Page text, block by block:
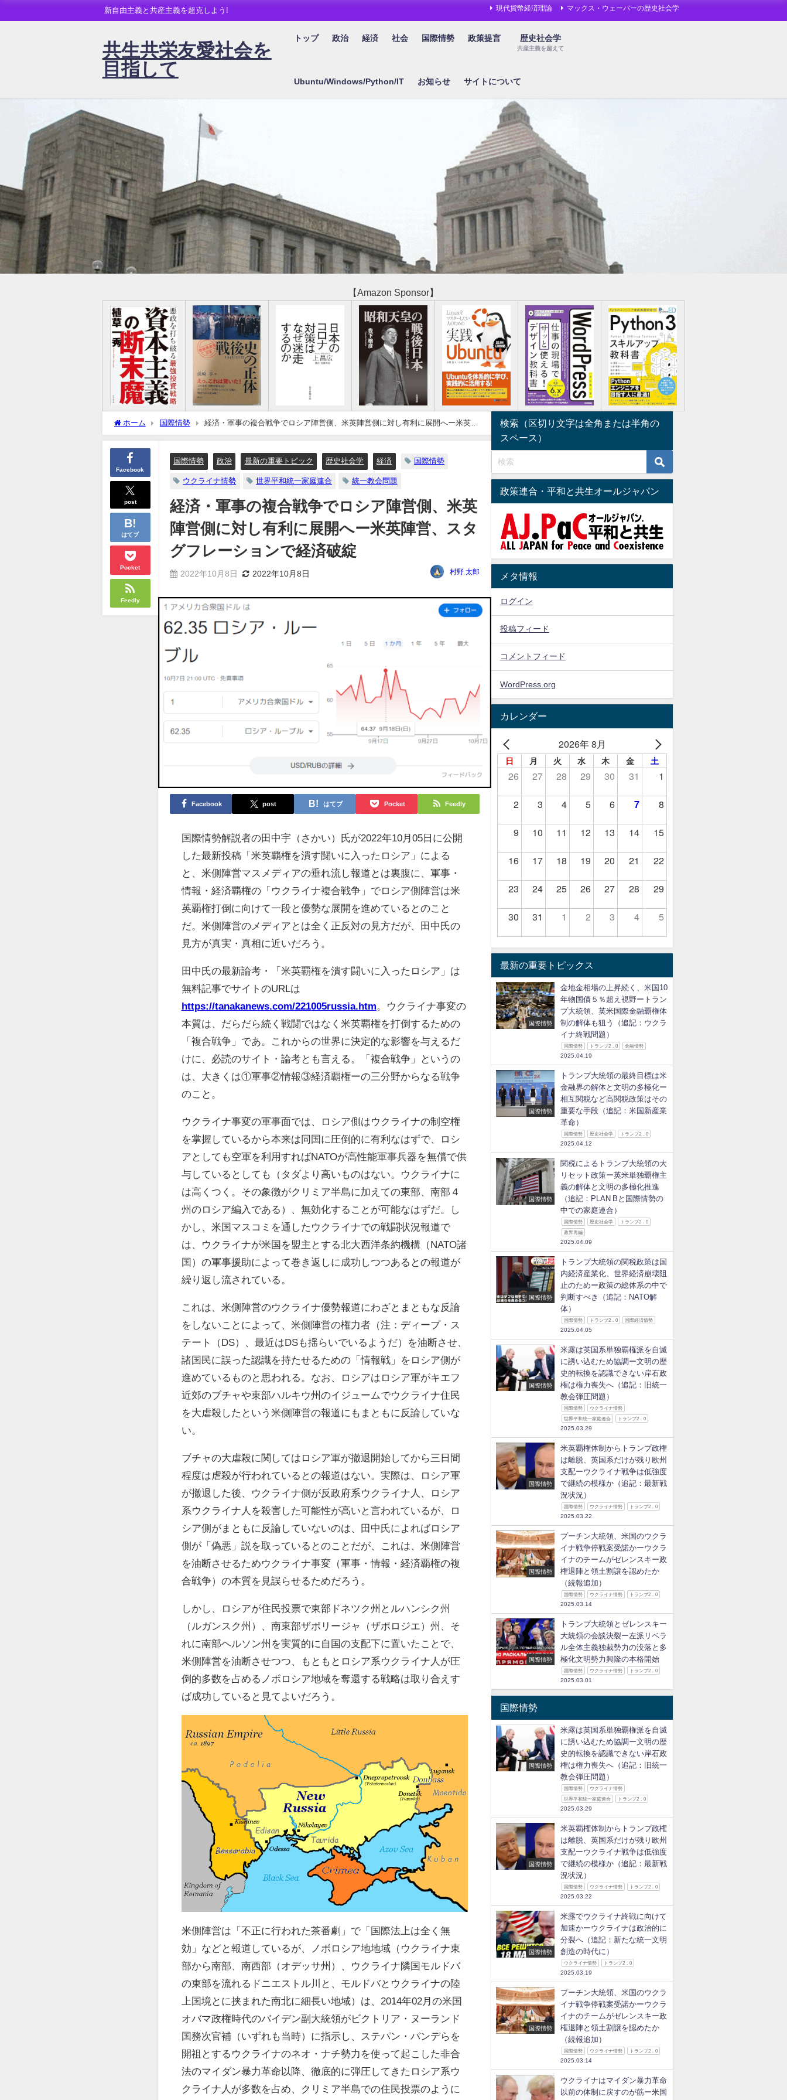
新自由主義と共産主義を超克しよう! 現代貨幣経済理論 マックス・ウェーバーの歴史社会学
共生共栄友愛社会を
目指して
トップ 政治 経済 社会 国際情勢 政策提言 歴史社会学
共産主義を超えて
Ubuntu/Windows/Python/IT お知らせ サイトについて
【Amazon Sponsor】
ホーム 国際情勢
経済・軍事の複合戦争でロシア陣営側、米英陣営側に対し有利に展開へー米英陣
営、スタグフレーションで経済破綻
Facebook
post
はてブ
Pocket
Feedly
国際情勢 政治 最新の重要トピック 歴史社会学 経済 国際情勢
ウクライナ情勢 世界平和統一家庭連合 統一教会問題
経済・軍事の複合戦争でロシア陣営側、米英
陣営側に対し有利に展開へー米英陣営、スタ
グフレーションで経済破綻
2022年10月8日 2022年10月8日 村野 太郎
Facebook post はてブ Pocket Feedly
国際情勢解説者の田中宇（さかい）氏が2022年10月05日に公開
した最新投稿「米英覇権を潰す闘いに入ったロシア」による
と、米側陣営マスメディアの垂れ流し報道とは裏腹に、軍事・
情報・経済覇権の「ウクライナ複合戦争」でロシア側陣営は米
英覇権打倒に向けて一段と優勢な展開を進めているとのこと
だ。米側陣営のメディアとは全く正反対の見方だが、田中氏の
見方が真実・真相に近いだろう。
田中氏の最新論考・「米英覇権を潰す闘いに入ったロシア」は
無料記事でサイトのURLは
https://tanakanews.com/221005russia.htm。ウクライナ事変の
本質は、だらだら続く戦闘ではなく米英覇権を打倒するための
「複合戦争」であ。これからの世界に決定的な影響を与えるだ
けに、必読のサイト・論考とも言える。「複合戦争」というの
は、大きくは①軍事②情報③経済覇権ーの三分野からなる戦争
のこと。
ウクライナ事変の軍事面では、ロシア側はウクライナの制空権
を掌握しているから本来は同国に圧倒的に有利なはずで、ロシ
アとしても空軍を利用すればNATOが高性能軍事兵器を無償で供
与しているとしても（タダより高いものはない。ウクライナに
は高くつく。その象徴がクリミア半島に加えての東部、南部４
州のロシア編入である）、無効化することが可能なはずだ。し
かし、米国マスコミを通したウクライナでの戦闘状況報道で
は、ウクライナが米国を盟主とする北大西洋条約機構（NATO諸
国）の軍事援助によって巻き返しに成功しつつあるとの報道が
繰り返し流されている。
これは、米側陣営のウクライナ優勢報道にわざとまともな反論
をしないことによって、米側陣営の権力者（注：ディープ・ス
テート（DS）、最近はDSも揺らいでいるようだ）を油断させ、
諸国民に誤った認識を持たせるための「情報戦」をロシア側が
進めているものと思われる。なお、ロシアはロシア軍がキエフ
近郊のブチャや東部ハルキウ州のイジュームでウクライナ住民
を大虐殺したという米側陣営の報道にもまともに反論していな
い。
ブチャの大虐殺に関してはロシア軍が撤退開始してから三日間
程度は虐殺が行われているとの報道はない。実際は、ロシア軍
が撤退した後、ウクライナ側が反政府系ウクライナ人、ロシア
系ウクライナ人を殺害した可能性が高いと言われているが、ロ
シア側がまともに反論していないのは、田中氏によればロシア
側が「偽悪」説を取っているとのことだが、これは、米側陣営
を油断させるためウクライナ事変（軍事・情報・経済覇権の複
合戦争）の本質を見誤らせるためだろう。
しかし、ロシアが住民投票で東部ドネツク州とルハンシク州
（ルガンスク州）、南東部ザポリージャ（ザポロジエ）州、そ
れに南部ヘルソン州を実質的に自国の支配下に置いたことで、
米側陣営を油断させつつ、もともとロシア系ウクライナ人が圧
倒的多数を占めるノボロシア地域を奪還する戦略は取り合えす
ば成功していると見てよいだろう。
米側陣営は「不正に行われた茶番劇」で「国際法上は全く無
効」などと報道しているが、ノボロシア地地域（ウクライナ東
部から南部、南西部（オデッサ州）、ウクライナ隣国モルドバ
の東部を流れるドニエストル川と、モルドバとウクライナの陸
上国境とに挟まれた南北に細長い地域）は、2014年02月の米国
オバマ政権時代のバイデン副大統領がビクトリア・ヌーランド
国務次官補（いずれも当時）に指示し、ステパン・バンデらを
開祖とするウクライナのネオ・ナチ勢力を使って起こした非合
法のマイダン暴力革命以降、徹底的に弾圧してきたロシア系ウ
クライナ人が多数を占め、クリミア半島での住民投票のように
検索（区切り文字は全角または半角の
スペース）
政策連合・平和と共生オールジャパン
メタ情報
ログイン
投稿フィード
コメントフィード
WordPress.org
カレンダー
2026年 8月
日 月 火 水 木 金 土
26 27 28 29 30 31 1
2 3 4 5 6 7 8
9 10 11 12 13 14 15
16 17 18 19 20 21 22
23 24 25 26 27 28 29
30 31 1 2 3 4 5
最新の重要トピックス
国際情勢
金地金相場の上昇続く、米国10
年物国債５％超え視野ートラン
プ大統領、英米国際金融覇権体
制の解体も狙う（追記：ウクラ
イナ終戦問題）
国際情勢 トランプ2．0 金融情勢
2025.04.19
国際情勢
トランプ大統領の最終目標は米
金融界の解体と文明の多極化ー
相互関税など高関税政策はその
重要な手段（追記：米国新産業
革命）
国際情勢 歴史社会学 トランプ2．0
2025.04.12
国際情勢
関税によるトランプ大統領の大
リセット政策ー英米単独覇権主
義の解体と文明の多極化推進
（追記：PLAN Bと国際情勢の
中での家庭連合）
国際情勢 歴史社会学 トランプ2．0
政界再編
2025.04.09
国際情勢
トランプ大統領の関税政策は国
内経済産業化、世界経済崩壊阻
止のためー政策の総体系の中で
判断すべき（追記：NATO解
体）
国際情勢 トランプ2．0 国際経済情勢
2025.04.05
国際情勢
米露は英国系単独覇権派を自滅
に誘い込むため協調ー文明の歴
史的転換を認識できない岸石政
権は権力喪失へ（追記：旧統一
教会弾圧問題）
国際情勢 ウクライナ情勢
世界平和統一家庭連合 トランプ2．0
2025.03.29
国際情勢
米英覇権体制からトランプ政権
は離脱、英国系だけが残り欧州
支配ーウクライナ戦争は低強度
で継続の模様か（追記：最新戦
況状況）
国際情勢 ウクライナ情勢 トランプ2．0
2025.03.22
国際情勢
プーチン大統領、米国のウクラ
イナ戦争停戦案受諾かーウクラ
イナのチームがゼレンスキー政
権退陣と領土割譲を認めたか
（続報追加）
国際情勢 ウクライナ情勢 トランプ2．0
2025.03.14
国際情勢
トランプ大統領とゼレンスキー
大統領の会談決裂ー左派リベラ
ル全体主義独裁勢力の没落と多
極化文明勢力興隆の本格開始
国際情勢 ウクライナ情勢 トランプ2．0
2025.03.01
国際情勢
国際情勢
米露は英国系単独覇権派を自滅
に誘い込むため協調ー文明の歴
史的転換を認識できない岸石政
権は権力喪失へ（追記：旧統一
教会弾圧問題）
国際情勢 ウクライナ情勢
世界平和統一家庭連合 トランプ2．0
2025.03.29
国際情勢
米英覇権体制からトランプ政権
は離脱、英国系だけが残り欧州
支配ーウクライナ戦争は低強度
で継続の模様か（追記：最新戦
況状況）
国際情勢 ウクライナ情勢 トランプ2．0
2025.03.22
国際情勢
米露でウクライナ終戦に向けて
加速かーウクライナは政治的に
分裂へ（追記：新たな統一文明
創造の時代に）
ウクライナ情勢 トランプ2．0
2025.03.19
国際情勢
プーチン大統領、米国のウクラ
イナ戦争停戦案受諾かーウクラ
イナのチームがゼレンスキー政
権退陣と領土割譲を認めたか
（続報追加）
国際情勢 ウクライナ情勢 トランプ2．0
2025.03.14
ウクライナはマイダン暴力革命
以前の体制に戻すのが筋ー米国